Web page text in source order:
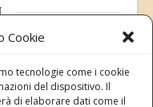
Cookie
tecnologie come i cookie
del dispositivo. Il
di elaborare dati come il